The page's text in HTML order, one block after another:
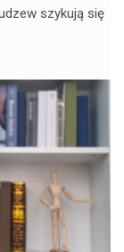
szykują się